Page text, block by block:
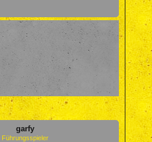
garfy
Führungsspieler